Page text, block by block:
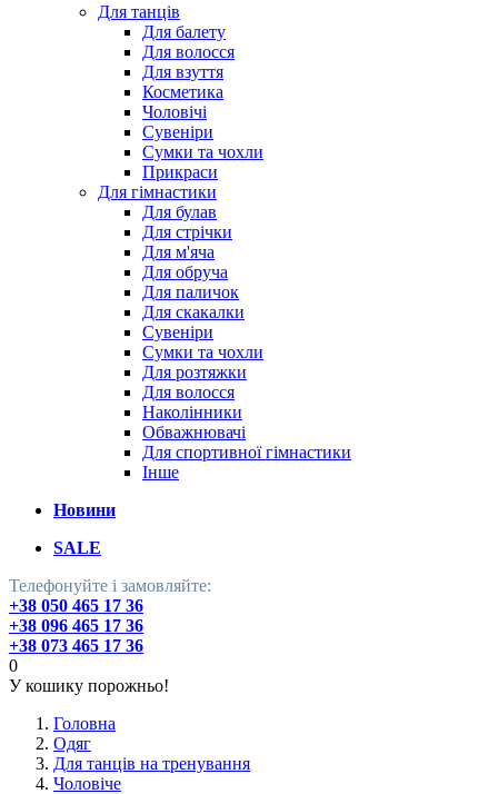
Для танців
Для балету
Для волосся
Для взуття
Косметика
Чоловічі
Сувеніри
Сумки та чохли
Прикраси
Для гімнастики
Для булав
Для стрічки
Для м'яча
Для обруча
Для паличок
Для скакалки
Сувеніри
Сумки та чохли
Для розтяжки
Для волосся
Наколінники
Обважнювачі
Для спортивної гімнастики
Інше
Новини
SALE
Телефонуйте і замовляйте:
+38 050 465 17 36
+38 096 465 17 36
+38 073 465 17 36
0
У кошику порожньо!
Головна
Одяг
Для танців на тренування
Чоловіче